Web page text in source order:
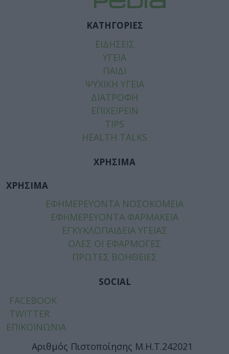
ΚΑΤΗΓΟΡΙΕΣ
ΕΙΔΗΣΕΙΣ
ΥΓΕΙΑ
ΠΑΙΔΙ
ΨΥΧΙΚΗ ΥΓΕΙΑ
ΔΙΑΤΡΟΦΗ
ΕΠΙΧΕΙΡΕΙΝ
TIPS
HEALTH TALKS
ΧΡΗΣΙΜΑ
ΧΡΗΣΙΜΑ
ΕΦΗΜΕΡΕΥΟΝΤΑ ΝΟΣΟΚΟΜΕΙΑ
ΕΦΗΜΕΡΕΥΟΝΤΑ ΦΑΡΜΑΚΕΙΑ
ΕΓΚΥΚΛΟΠΑΙΔΕΙΑ ΥΓΕΙΑΣ
ΟΛΕΣ ΟΙ ΕΦΑΡΜΟΓΕΣ
ΠΡΩΤΕΣ ΒΟΗΘΕΙΕΣ
SOCIAL
FACEBOOK
TWITTER
ΕΠΙΚΟΙΝΩΝΙΑ
Αριθμός Πιστοποίησης Μ.Η.Τ.242021